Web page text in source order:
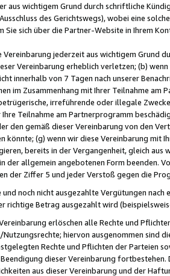
aus wichtigem Grund durch schriftliche
des Gerichtswegs), wobei eine
Sie sich über die Partner-Website in Ihrem
Vereinbarung jederzeit aus wichtigem Grund
Vereinbarung erheblich verletzen; (b)
innerhalb von 7 Tagen nach unserer
im Zusammenhang mit Ihrer Teilnahme am
irreführende oder illegale
Teilnahme am Partnerprogramm
den gemäß dieser Vereinbarung von den
(g) wenn wir diese Vereinbarung mit
bereits in der Vergangenheit, gleich
der allgemein angebotenen Form beenden.
der Ziffer 5 und jeder Verstoß gegen die
noch nicht ausgezahlte Vergütungen
richtige Betrag ausgezahlt wird
erlöschen alle Rechte und
hiervon ausgenommen sind
Rechte und Pflichten der Parteien
dieser Vereinbarung
aus dieser Vereinbarung und der